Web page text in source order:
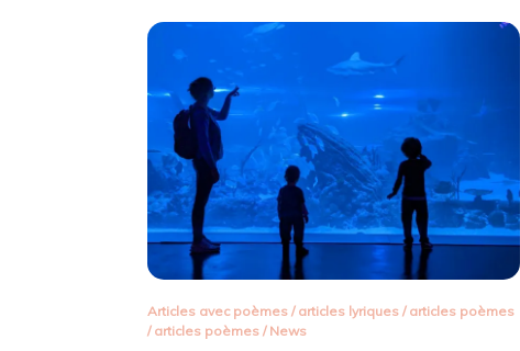
Articles avec poèmes / articles lyriques / articles poèmes
/ articles poèmes / News